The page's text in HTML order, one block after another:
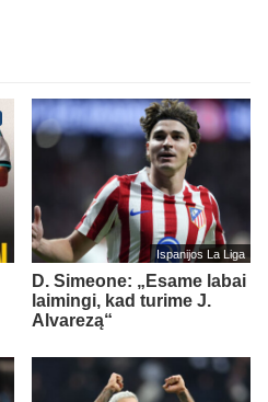
Ispanijos La Liga
D. Simeone: „Esame labai
laimingi, kad turime J.
Alvarezą“